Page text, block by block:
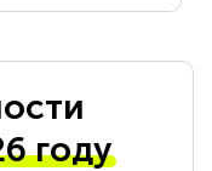
году